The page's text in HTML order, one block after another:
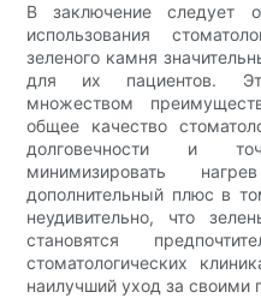
В заключение следует
использования
зеленого камня
для их пациентов.
множеством
общее качество
долговечности и
минимизировать
дополнительный плюс в
неудивительно, что
становятся
стоматологических
наилучший уход за своими